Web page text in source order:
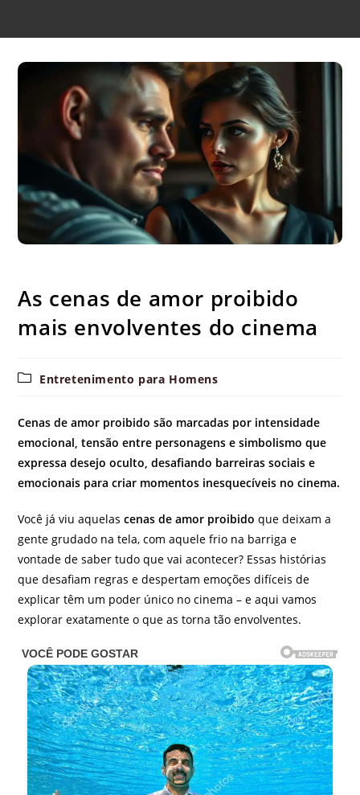
As cenas de amor proibido
mais envolventes do cinema
Categoria
Entretenimento para Homens
Cenas de amor proibido são marcadas por intensidade
emocional, tensão entre personagens e simbolismo que
expressa desejo oculto, desafiando barreiras sociais e
emocionais para criar momentos inesquecíveis no cinema.
Você já viu aquelascenas de amor proibido que deixam a
gente grudado na tela, com aquele frio na barriga e
vontade de saber tudo que vai acontecer? Essas histórias
que desafiam regras e despertam emoções difíceis de
explicar têm um poder único no cinema – e aqui vamos
explorar exatamente o que as torna tão envolventes.